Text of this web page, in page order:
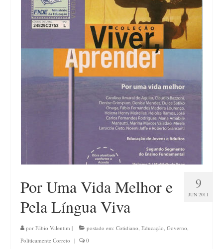
9
JUN 2011
Por Uma Vida Melhor e
Pela Língua Viva
por Fábio Valentim | postado em: Cotidiano, Educação, Governo,
Politicamente Correto | 0